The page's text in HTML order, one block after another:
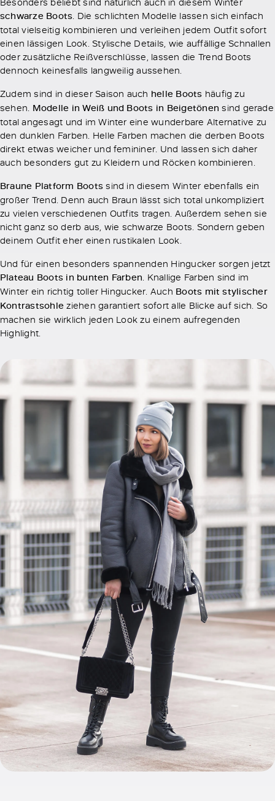
schwarze Boots. Die schlichten Modelle lassen sich einfach
total vielseitig kombinieren und verleihen jedem Outfit sofort
einen lässigen Look. Stylische Details, wie auffällige Schnallen
oder zusätzliche Reißverschlüsse, lassen die Trend Boots
dennoch keinesfalls langweilig aussehen.
Zudem sind in dieser Saison auch helle Boots häufig zu
sehen. Modelle in Weiß und Boots in Beigetönen sind gerade
total angesagt und im Winter eine wunderbare Alternative zu
den dunklen Farben. Helle Farben machen die derben Boots
direkt etwas weicher und femininer. Und lassen sich daher
auch besonders gut zu Kleidern und Röcken kombinieren.
Braune Platform Boots sind in diesem Winter ebenfalls ein
großer Trend. Denn auch Braun lässt sich total unkompliziert
zu vielen verschiedenen Outfits tragen. Außerdem sehen sie
nicht ganz so derb aus, wie schwarze Boots. Sondern geben
deinem Outfit eher einen rustikalen Look.
Und für einen besonders spannenden Hingucker sorgen jetzt
Plateau Boots in bunten Farben. Knallige Farben sind im
Winter ein richtig toller Hingucker. Auch Boots mit stylischer
Kontrastsohle ziehen garantiert sofort alle Blicke auf sich. So
machen sie wirklich jeden Look zu einem aufregenden
Highlight.